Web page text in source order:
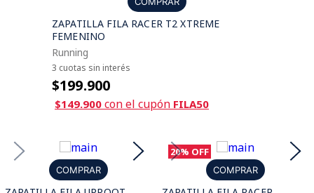
ZAPATILLA FILA RACER T2 XTREME
FEMENINO
Running
3 cuotas sin interés
$199.900
$149.900 con el cupón FILA50
COMPRAR
20% OFF
COMPRAR